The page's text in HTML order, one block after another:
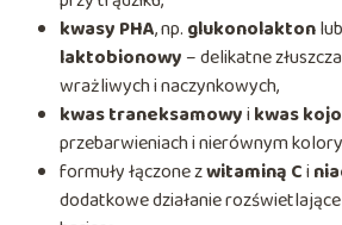
kwasy PHA, np. glukonolaktonlub
laktobionowy – delikatne
wrażliwych i naczynkowych,
kwas traneksamowyi kwas
przebarwieniach i nierównym
formuły łączone zwitaminą Ci
dodatkowe działanie